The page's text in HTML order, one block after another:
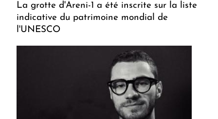
La grotte d'Areni-1 a été inscrite sur la liste
indicative du patrimoine mondial de
l'UNESCO